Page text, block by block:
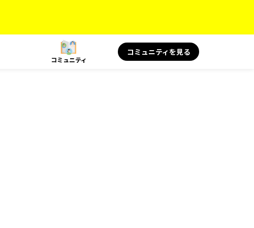
コミュニティ
コミュニティを見る